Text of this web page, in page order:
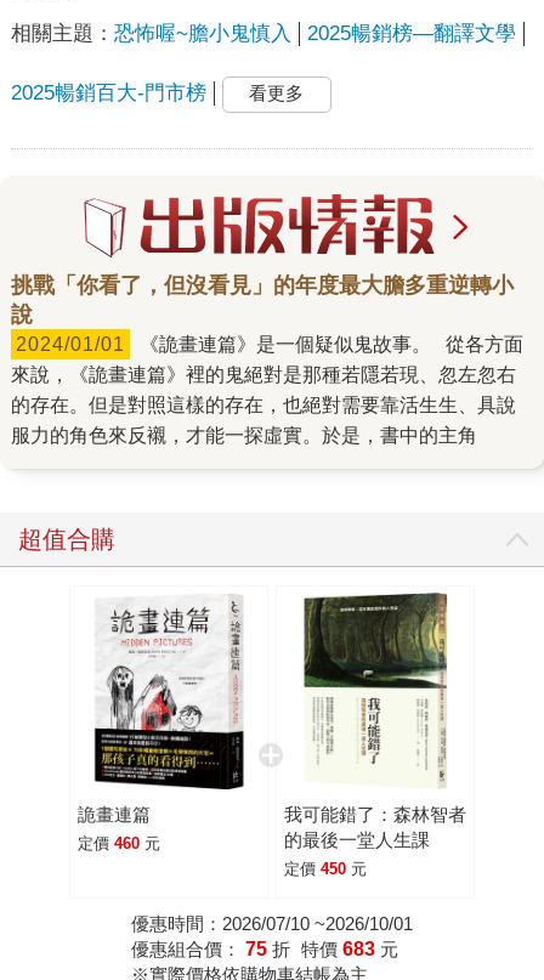
相關主題： 恐怖喔~膽小鬼慎入 2025暢銷榜—翻譯文學
2025暢銷百大-門市榜 看更多
挑戰「你看了，但沒看見」的年度最大膽多重逆轉小
說
2024/01/01
來說，《詭畫連篇》裡的鬼絕對是那種若隱若現、忽左忽右
的存在。但是對照這樣的存在，也絕對需要靠活生生、具說
服力的角色來反襯，才能一探虛實。於是，書中的主角
超值合購
詭畫連篇
定價 460 元
我可能錯了：森林智者
的最後一堂人生課
定價 450 元
優惠時間：2026/07/10 ~2026/10/01
優惠組合價： 75 折 特價 683 元
※實際價格依購物車結帳為主